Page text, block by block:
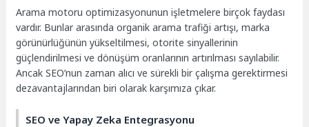
Arama motoru optimizasyonunun işletmelere birçok faydası
vardır. Bunlar arasında organik arama trafiği artışı, marka
görünürlüğünün yükseltilmesi, otorite sinyallerinin
güçlendirilmesi ve dönüşüm oranlarının artırılması sayılabilir.
Ancak SEO’nun zaman alıcı ve sürekli bir çalışma gerektirmesi
dezavantajlarından biri olarak karşımıza çıkar.
SEO ve Yapay Zeka Entegrasyonu